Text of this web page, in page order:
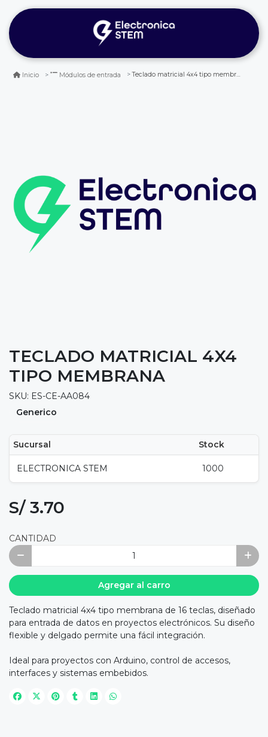
Inicio Módulos de entrada Teclado matricial 4x4 tipo membrana
TECLADO MATRICIAL 4X4
TIPO MEMBRANA
SKU: ES-CE-AA084
Generico
Sucursal Stock
ELECTRONICA STEM 1000
S/ 3.70
CANTIDAD
Agregar al carro
Teclado matricial 4x4 tipo membrana de 16 teclas, diseñado
para entrada de datos en proyectos electrónicos. Su diseño
flexible y delgado permite una fácil integración.
Ideal para proyectos con Arduino, control de accesos,
interfaces y sistemas embebidos.